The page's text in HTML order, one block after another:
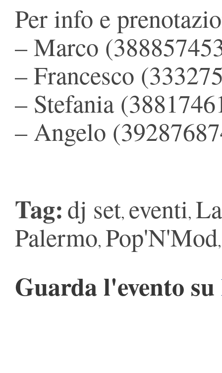
Per info e
– Marco
– Francesco
– Stefania
– Angelo
Tag:dj set, eventi,
Palermo, Pop'N'Mod
Guarda l'evento su